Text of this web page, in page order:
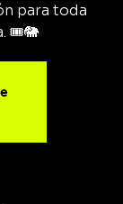
para toda
🎟️🐘